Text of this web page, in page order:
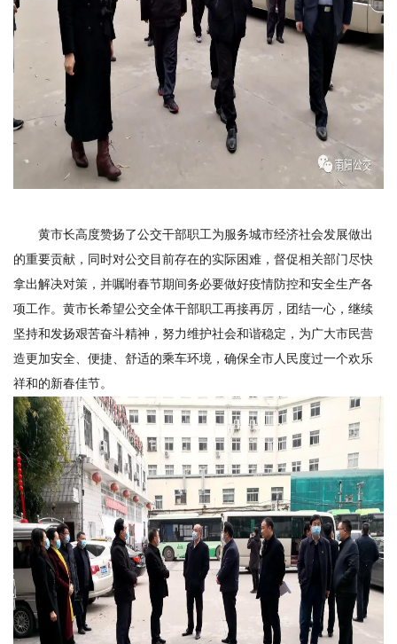
黄市长高度赞扬了公交干部职工为服务城市经济社会发展做出
的重要贡献，同时对公交目前存在的实际困难，督促相关部门尽快
拿出解决对策，并嘱咐春节期间务必要做好疫情防控和安全生产各
项工作。黄市长希望公交全体干部职工再接再厉，团结一心，继续
坚持和发扬艰苦奋斗精神，努力维护社会和谐稳定，为广大市民营
造更加安全、便捷、舒适的乘车环境，确保全市人民度过一个欢乐
祥和的新春佳节。